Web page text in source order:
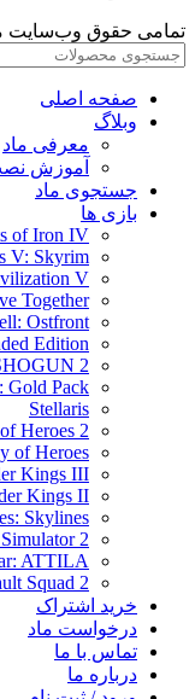
تمامی حقوق وب‌سایت
صفحه اصلی
وبلاگ
معرفی ماد
آموزش
جستجوی ماد
بازی ها
of Iron IV
V: Skyrim
V
Together
Ostfront
Edition
2
Gold Pack
Stellaris
Heroes 2
of Heroes
Kings III
Kings II
Skylines
2
ATTILA
Squad 2
خرید اشتراک
درخواست ماد
تماس با ما
درباره ما